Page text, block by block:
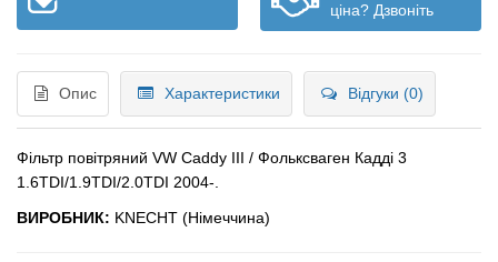
ціна? Дзвоніть
Опис Характеристики Відгуки (0)
Фільтр повітряний VW Caddy III / Фольксваген Кадді 3
1.6TDI/1.9TDI/2.0TDI 2004-.
ВИРОБНИК: KNECHT (Німеччина)